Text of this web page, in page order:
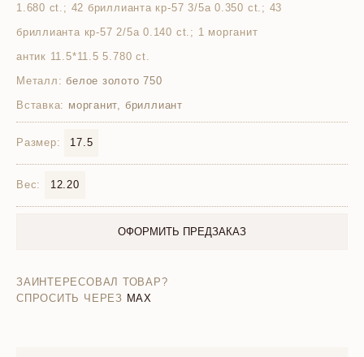
1.680 ct.; 42 бриллианта кр-57 3/5а 0.350 ct.; 43
бриллианта кр-57 2/5а 0.140 ct.; 1 морганит
антик 11.5*11.5 5.780 ct.
Металл: белое золото 750
Вставка: морганит, бриллиант
Размер: 17.5
Вес: 12.20
ОФОРМИТЬ ПРЕДЗАКАЗ
ЗАИНТЕРЕСОВАЛ ТОВАР?
СПРОСИТЬ ЧЕРЕЗ MAX